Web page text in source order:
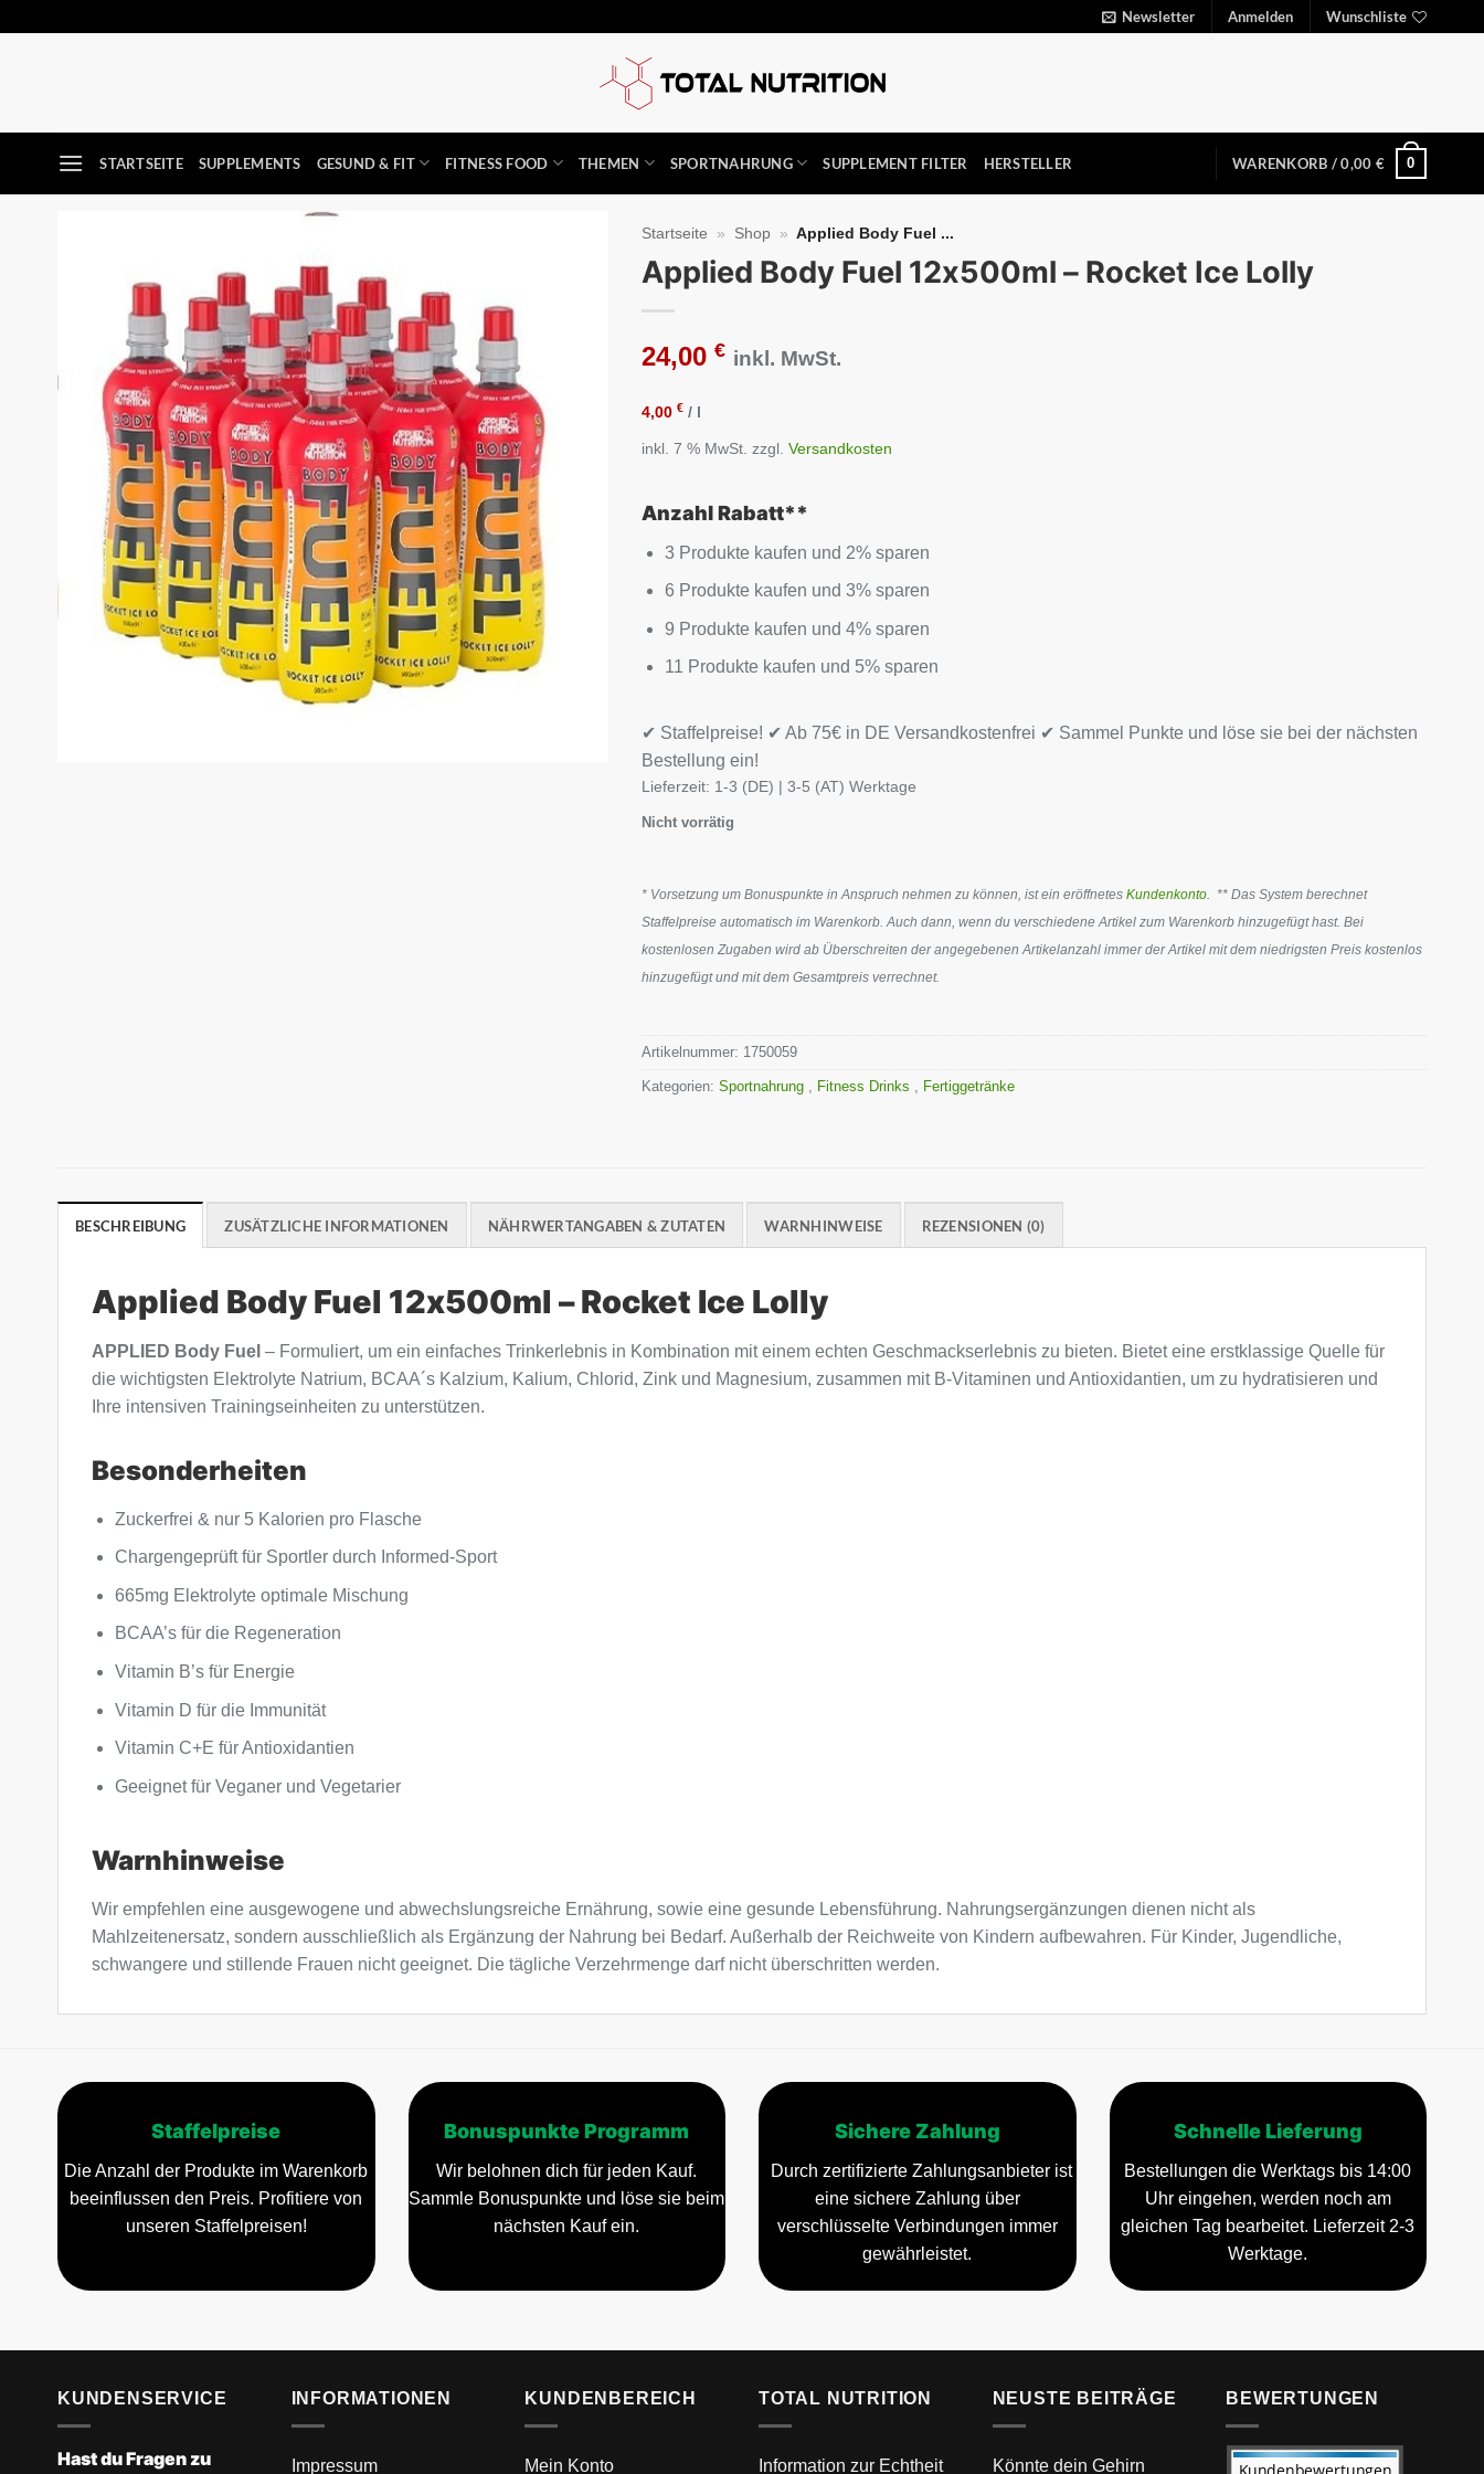
Newsletter Anmelden Wunschliste
STARTSEITE SUPPLEMENTS GESUND & FIT FITNESS FOOD THEMEN SPORTNAHRUNG SUPPLEMENT FILTER HERSTELLER WARENKORB /0,00 € 0
Wunschliste
Startseite » Shop » Applied Body Fuel ...
Applied Body Fuel 12x500ml – Rocket Ice Lolly
24,00€ inkl. MwSt.
4,00€ / l
inkl. 7 % MwSt. zzgl.Versandkosten
Anzahl Rabatt**
3 Produkte kaufen und 2% sparen
6 Produkte kaufen und 3% sparen
9 Produkte kaufen und 4% sparen
11 Produkte kaufen und 5% sparen
✔ Staffelpreise! ✔ Ab 75€ in DE Versandkostenfrei ✔ Sammel Punkte und löse sie bei der nächsten
Bestellung ein!
Lieferzeit: 1-3 (DE) | 3-5 (AT) Werktage
Nicht vorrätig
* Vorsetzung um Bonuspunkte in Anspruch nehmen zu können, ist ein eröffnetesKundenkonto . ** Das System berechnet
Staffelpreise automatisch im Warenkorb. Auch dann, wenn du verschiedene Artikel zum Warenkorb hinzugefügt hast. Bei
kostenlosen Zugaben wird ab Überschreiten der angegebenen Artikelanzahl immer der Artikel mit dem niedrigsten Preis kostenlos
hinzugefügt und mit dem Gesamtpreis verrechnet.
Artikelnummer: 1750059
Kategorien:Sportnahrung Fitness Drinks Fertiggetränke
BESCHREIBUNG ZUSÄTZLICHE INFORMATIONEN NÄHRWERTANGABEN & ZUTATEN WARNHINWEISE REZENSIONEN (0)
Applied Body Fuel 12x500ml – Rocket Ice Lolly
APPLIED Body Fuel – Formuliert, um ein einfaches Trinkerlebnis in Kombination mit einem echten Geschmackserlebnis zu bieten. Bietet eine erstklassige Quelle für
die wichtigsten Elektrolyte Natrium, BCAA´s Kalzium, Kalium, Chlorid, Zink und Magnesium, zusammen mit B-Vitaminen und Antioxidantien, um zu hydratisieren und
Ihre intensiven Trainingseinheiten zu unterstützen.
Besonderheiten
Zuckerfrei & nur 5 Kalorien pro Flasche
Chargengeprüft für Sportler durch Informed-Sport
665mg Elektrolyte optimale Mischung
BCAA’s für die Regeneration
Vitamin B’s für Energie
Vitamin D für die Immunität
Vitamin C+E für Antioxidantien
Geeignet für Veganer und Vegetarier
Warnhinweise
Wir empfehlen eine ausgewogene und abwechslungsreiche Ernährung, sowie eine gesunde Lebensführung. Nahrungsergänzungen dienen nicht als
Mahlzeitenersatz, sondern ausschließlich als Ergänzung der Nahrung bei Bedarf. Außerhalb der Reichweite von Kindern aufbewahren. Für Kinder, Jugendliche,
schwangere und stillende Frauen nicht geeignet. Die tägliche Verzehrmenge darf nicht überschritten werden.
Staffelpreise
Die Anzahl der Produkte im Warenkorb
beeinflussen den Preis. Profitiere von
unseren Staffelpreisen!
Bonuspunkte Programm
Wir belohnen dich für jeden Kauf.
Sammle Bonuspunkte und löse sie beim
nächsten Kauf ein.
Sichere Zahlung
Durch zertifizierte Zahlungsanbieter ist
eine sichere Zahlung über
verschlüsselte Verbindungen immer
gewährleistet.
Schnelle Lieferung
Bestellungen die Werktags bis 14:00
Uhr eingehen, werden noch am
gleichen Tag bearbeitet. Lieferzeit 2-3
Werktage.
KUNDENSERVICE
Hast du Fragen zu
INFORMATIONEN
Impressum
KUNDENBEREICH
Mein Konto
TOTAL NUTRITION
Information zur Echtheit
NEUSTE BEITRÄGE
Könnte dein Gehirn
BEWERTUNGEN